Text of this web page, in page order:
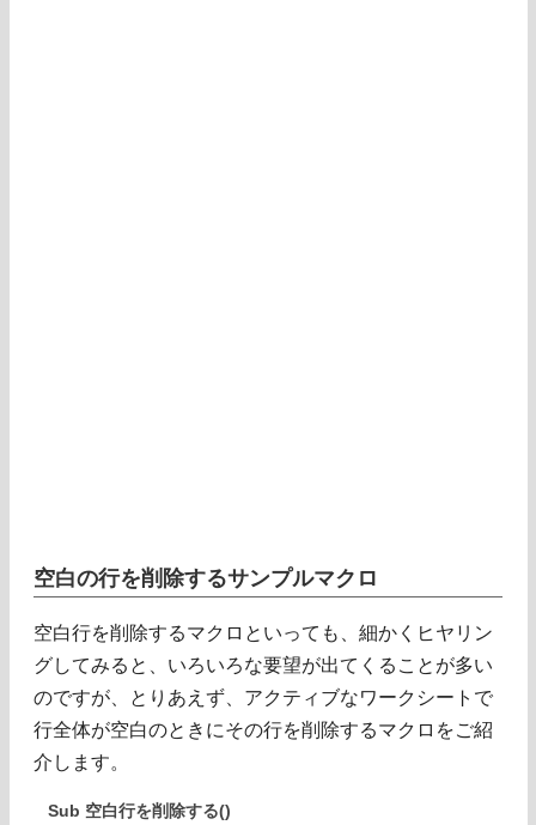
空白の行を削除するサンプルマクロ
空白行を削除するマクロといっても、細かくヒヤリン
グしてみると、いろいろな要望が出てくることが多い
のですが、とりあえず、アクティブなワークシートで
行全体が空白のときにその行を削除するマクロをご紹
介します。
Sub 空白行を削除する()